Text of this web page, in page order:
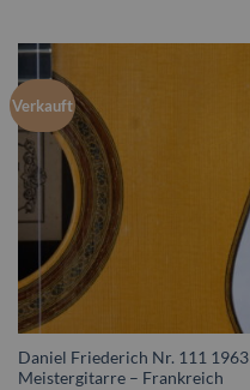
Verkauft
Daniel Friederich Nr. 111 1963
Meistergitarre – Frankreich